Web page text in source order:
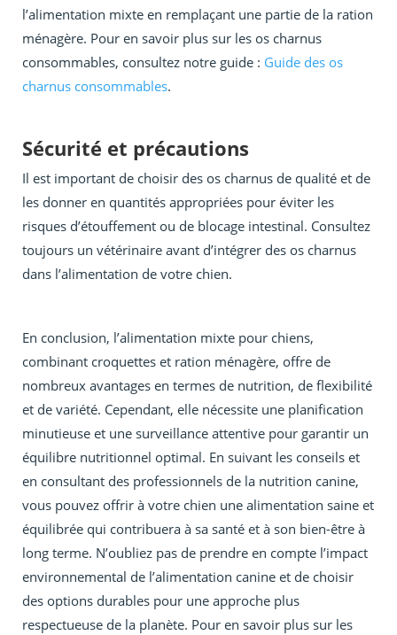
l’alimentation mixte en remplaçant une partie de la ration
ménagère. Pour en savoir plus sur les os charnus
consommables, consultez notre guide : Guide des os
charnus consommables.
Sécurité et précautions
Il est important de choisir des os charnus de qualité et de
les donner en quantités appropriées pour éviter les
risques d’étouffement ou de blocage intestinal. Consultez
toujours un vétérinaire avant d’intégrer des os charnus
dans l’alimentation de votre chien.
En conclusion, l’alimentation mixte pour chiens,
combinant croquettes et ration ménagère, offre de
nombreux avantages en termes de nutrition, de flexibilité
et de variété. Cependant, elle nécessite une planification
minutieuse et une surveillance attentive pour garantir un
équilibre nutritionnel optimal. En suivant les conseils et
en consultant des professionnels de la nutrition canine,
vous pouvez offrir à votre chien une alimentation saine et
équilibrée qui contribuera à sa santé et à son bien-être à
long terme. N’oubliez pas de prendre en compte l’impact
environnemental de l’alimentation canine et de choisir
des options durables pour une approche plus
respectueuse de la planète. Pour en savoir plus sur les